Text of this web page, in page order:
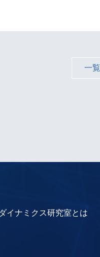
一
イナミクス研究室とは